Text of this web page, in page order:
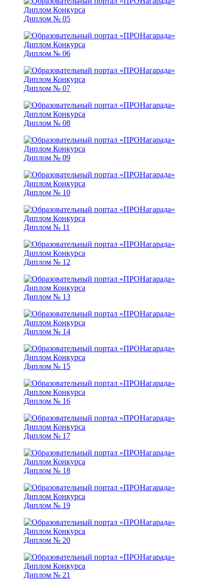
Диплом № 05
Диплом № 06
Диплом № 07
Диплом № 08
Диплом № 09
Диплом № 10
Диплом № 11
Диплом № 12
Диплом № 13
Диплом № 14
Диплом № 15
Диплом № 16
Диплом № 17
Диплом № 18
Диплом № 19
Диплом № 20
Диплом № 21